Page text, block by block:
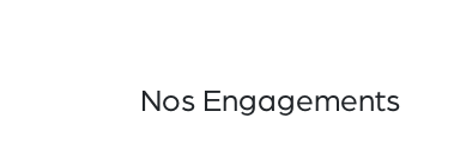
Nos Engagements